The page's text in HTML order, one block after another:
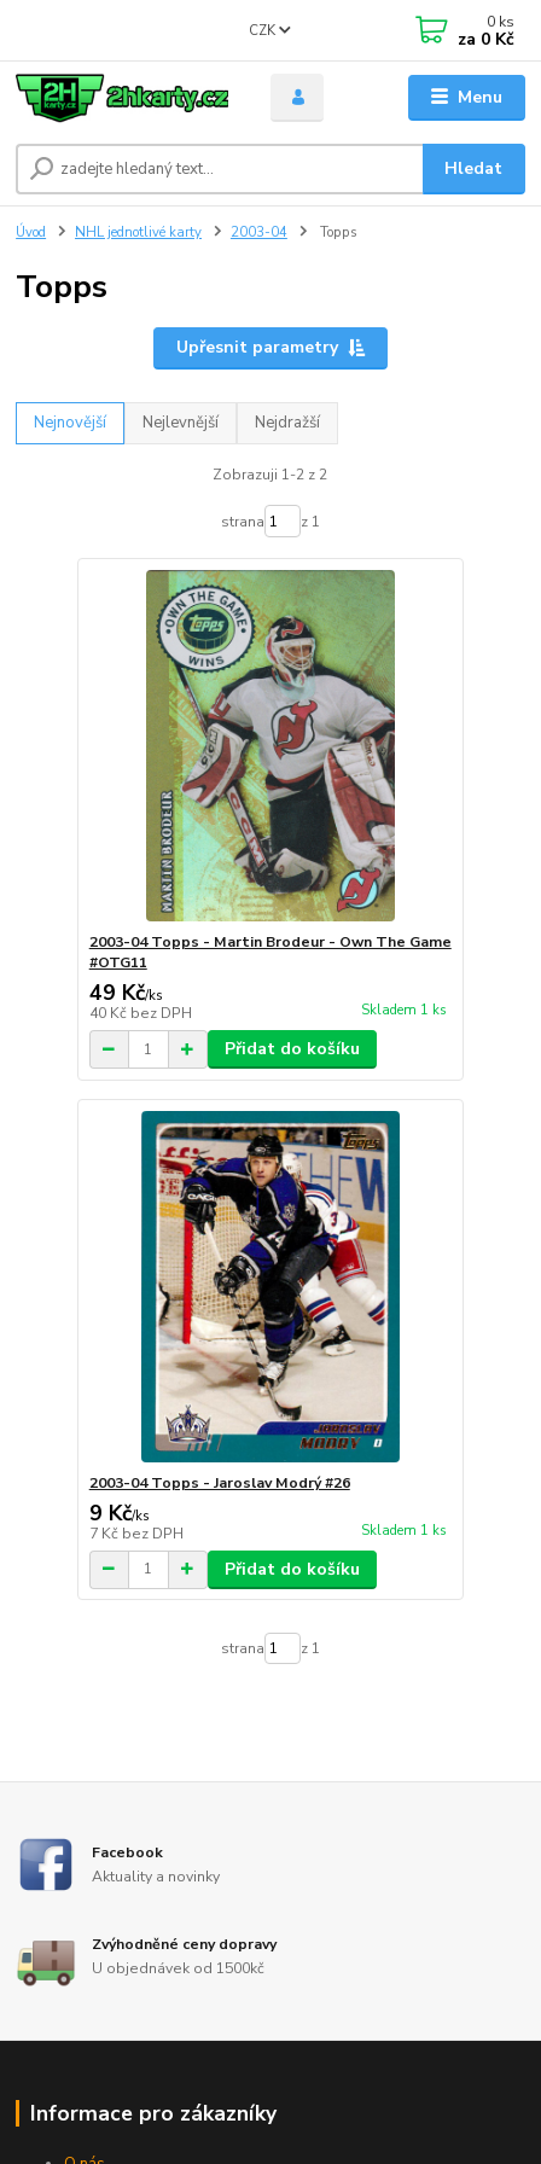
Menu
CZK
Hledat
0 ks
za 0 Kč
Úvod NHL jednotlivé karty 2003-04 Topps
Topps
Upřesnit parametry
Nejnovější Nejlevnější Nejdražší
Zobrazuji 1-2 z 2
strana z 1
2003-04 Topps - Martin Brodeur - Own The Game
#OTG11
49 Kč/ks
40 Kč bez DPH Skladem 1 ks
Přidat do košíku
2003-04 Topps - Jaroslav Modrý #26
9 Kč/ks
7 Kč bez DPH Skladem 1 ks
Přidat do košíku
strana z 1
Facebook
Aktuality a novinky
Zvýhodněné ceny dopravy
U objednávek od 1500kč
Informace pro zákazníky